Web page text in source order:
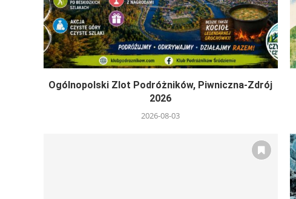
Ogólnopolski Zlot Podróżników, Piwniczna-Zdrój
2026
2026-08-03